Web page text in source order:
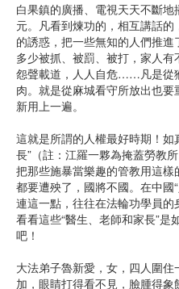
白果鎮的廣播、電視天天不斷
元。凡看到煉功的，相互講話
的誘惑，把一些無知的人們推
多少被抓、被罰、被打，家人有
怨聲載道，人人自危……凡是從
肉。就是從麻城看守所放出也要
新用上一遍。
這就是所謂的人權最好時期！如
長”（註：江羅一夥為掩蓋勞教
把那些施暴當樂趣的管教用這
都要遭殃了，國將不國。在中國
連這一點，往往在法輪功學員
看看這些“醫生、老師和家長”是
吧！
大法弟子魯新愛，女，四人圍
加，眼睛打得看不見，臉腫得象